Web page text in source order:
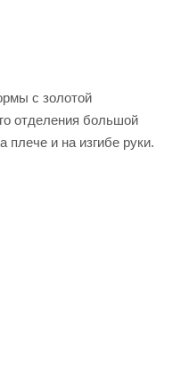
с золотой
отделения большой
и на изгибе руки.